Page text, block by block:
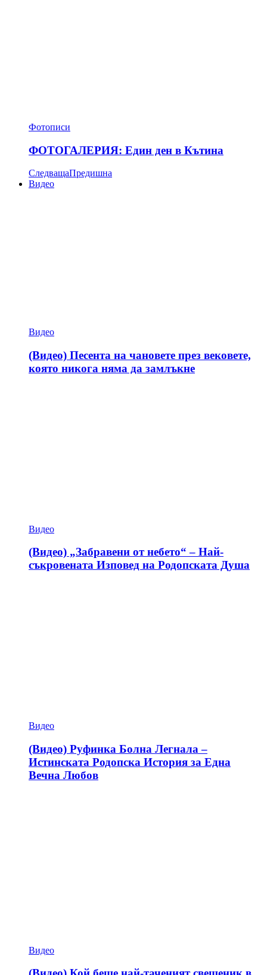
Фотописи
ФОТОГАЛЕРИЯ: Един ден в Кътина
СледващаПредишна
Видео
Видео
(Видео) Песента на чановете през вековете,
която никога няма да замлъкне
Видео
(Видео) „Забравени от небето“ – Най-
съкровената Изповед на Родопската Душа
Видео
(Видео) Руфинка Болна Легнала –
Истинската Родопска История за Една
Вечна Любов
Видео